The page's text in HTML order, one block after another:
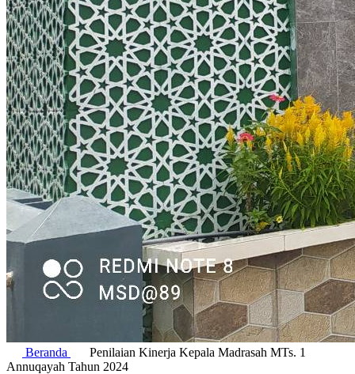
Beranda
Penilaian Kinerja Kepala Madrasah MTs. 1
Annuqayah Tahun 2024